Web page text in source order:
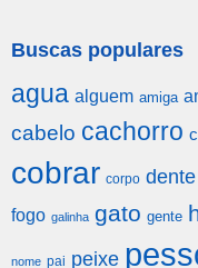
Buscas populares
agua alguem amiga
cabelo cachorro
cobrar corpo dente
fogo galinha gato gente
nome pai peixe